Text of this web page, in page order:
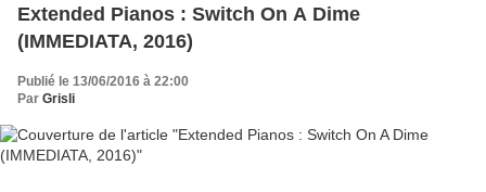
Extended Pianos : Switch On A Dime
(IMMEDIATA, 2016)
Publié le 13/06/2016 à 22:00
Par Grisli